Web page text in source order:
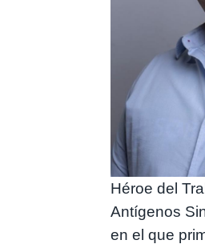
Héroe del
Antígenos
en el que